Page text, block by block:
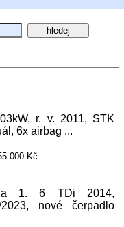
r. v. 2011, STK
6x airbag ...
000 Kč
1. 6 TDi 2014,
nové čerpadlo